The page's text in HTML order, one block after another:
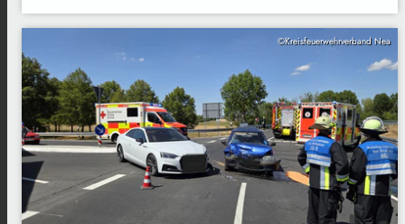
©Kreisfeuerwehrverband Nea